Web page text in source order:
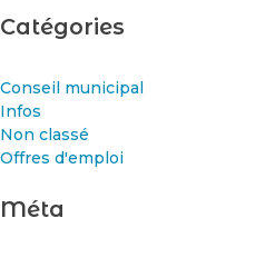
Catégories
Conseil municipal
Infos
Non classé
Offres d'emploi
Méta